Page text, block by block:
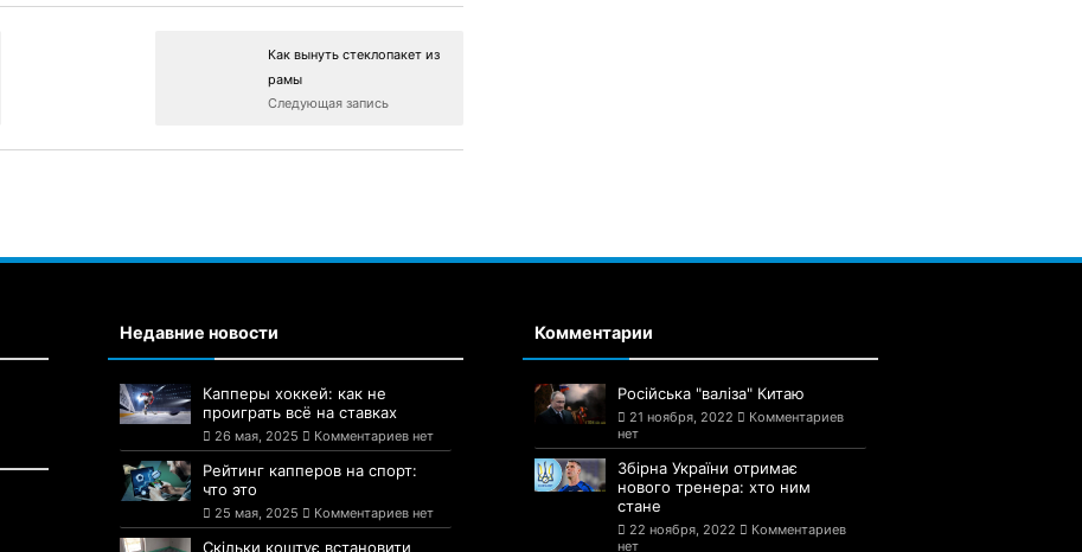
Как вынуть стеклопакет из
рамы
Следующая запись
Недавние новости
Капперы хоккей: как не
проиграть всё на ставках
26 мая, 2025 Комментариев нет
Рейтинг капперов на спорт:
что это
25 мая, 2025 Комментариев нет
Скільки коштує встановити
Комментарии
Російська "валіза" Китаю
21 ноября, 2022
Комментариев
нет
Збірна України отримає
нового тренера: хто ним
стане
22 ноября, 2022
Комментариев
нет